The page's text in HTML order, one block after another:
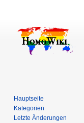
Hauptseite
Kategorien
Letzte Änderungen